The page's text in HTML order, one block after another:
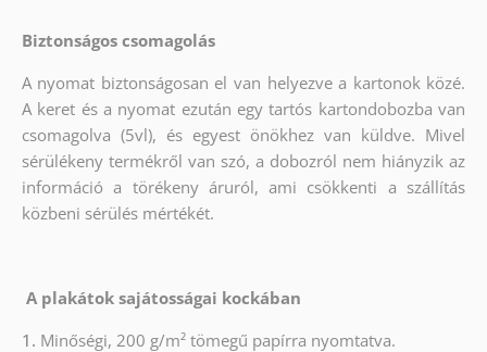
Biztonságos csomagolás
A nyomat biztonságosan el van helyezve a kartonok közé.
A keret és a nyomat ezután egy tartós kartondobozba van
csomagolva (5vl), és egyest önökhez van küldve. Mivel
sérülékeny termékről van szó, a dobozról nem hiányzik az
információ a törékeny áruról, ami csökkenti a szállítás
közbeni sérülés mértékét.
A plakátok sajátosságai kockában
1. Minőségi, 200 g/m² tömegű papírra nyomtatva.